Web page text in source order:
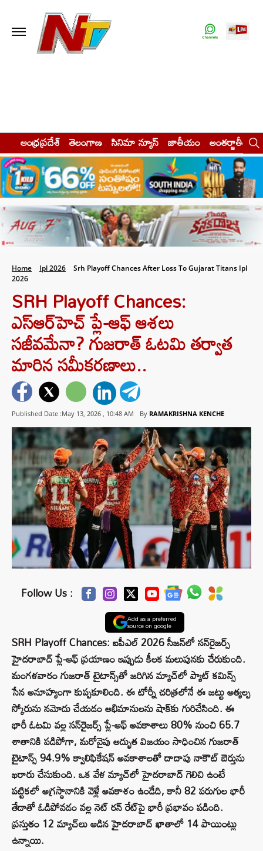
ఆంధ్రప్రదేశ్ తెలంగాణ సినిమా న్యూస్ జాతీయం అంతర్జాతీయం
Home Ipl 2026
Srh Playoff Chances After Loss To Gujarat Titans Ipl
2026
SRH Playoff Chances:
ఎస్‌ఆర్‌హెచ్ ప్లే-ఆఫ్ ఆశలు
సజీవమేనా? గుజరాత్ ఓటమి తర్వాత
మారిన సమీకరణాలు..
Published Date :May 13, 2026 , 10:48 AM By RAMAKRISHNA KENCHE
Follow Us :
Add as a preferred
source on google
SRH Playoff Chances: ఐపీఎల్ 2026 సీజన్‌లో సన్‌రైజర్స్
హైదరాబాద్ ప్లే-ఆఫ్ ప్రయాణం ఇప్పుడు కీలక మలుపునకు చేరుకుంది.
మంగళవారం గుజరాత్ టైటాన్స్‌తో జరిగిన మ్యాచ్‌లో ప్యాట్ కమిన్స్
సేన అనూహ్యంగా కుప్పకూలింది. ఈ టోర్నీ చరిత్రలోనే ఈ జట్టు అత్యల్ప
స్కోరును నమోదు చేయడం అభిమానులను షాక్‌కు గురిచేసింది. ఈ
భారీ ఓటమి వల్ల సన్‌రైజర్స్ ప్లే-ఆఫ్ అవకాశాలు 80% నుంచి 65.7
శాతానికి పడిపోగా, మరోవైపు అద్భుత విజయం సాధించిన గుజరాత్
టైటాన్స్ 94.9% క్వాలిఫికేషన్ అవకాశాలతో దాదాపు నాకౌట్ బెర్తును
ఖరారు చేసుకుంది. ఒక వేళ మ్యాచ్‌లో హైదరాబాద్ గెలిచి ఉంటే
పట్టికలో అగ్రస్థానానికి వెళ్లే అవకాశం ఉండేది, కానీ 82 పరుగుల భారీ
తేడాతో ఓడిపోవడం వల్ల నెట్ రన్ రేట్‌పై భారీ ప్రభావం పడింది.
ప్రస్తుతం 12 మ్యాచ్‌లు ఆడిన హైదరాబాద్ ఖాతాలో 14 పాయింట్లు
ఉన్నాయి.